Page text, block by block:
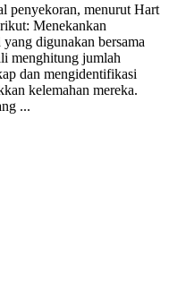
penyekoran, menurut Hart
Menekankan
digunakan bersama
menghitung jumlah
dan mengidentifikasi
kelemahan mereka.
...